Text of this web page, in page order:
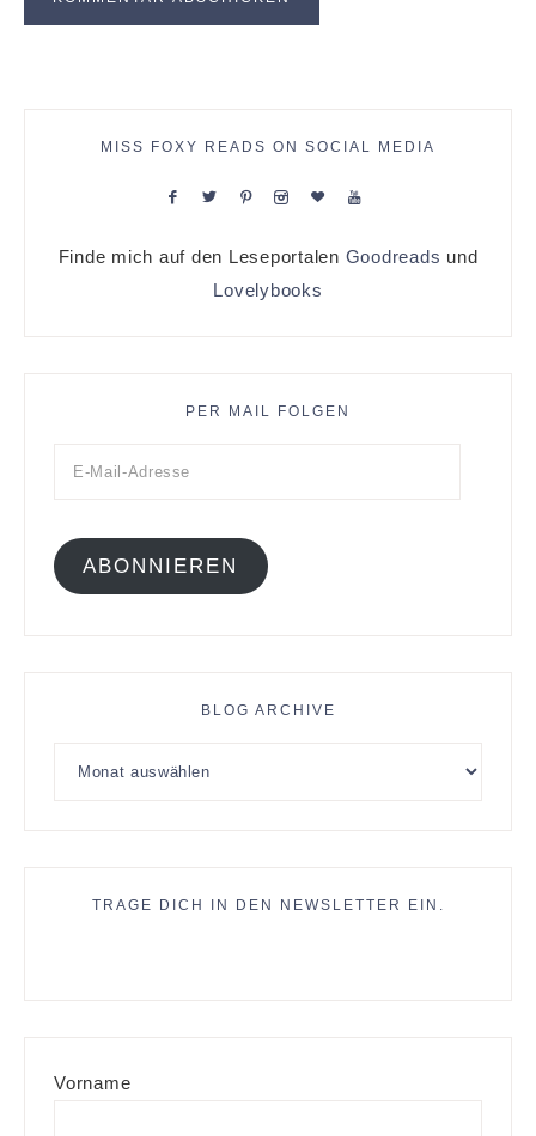
MISS FOXY READS ON SOCIAL MEDIA
Finde mich auf den Leseportalen Goodreads und
Lovelybooks
PER MAIL FOLGEN
ABONNIEREN
BLOG ARCHIVE
TRAGE DICH IN DEN NEWSLETTER EIN.
Vorname